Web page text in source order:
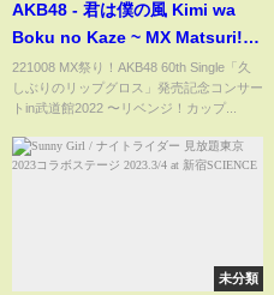
AKB48 - 君は僕の風 Kimi wa
Boku no Kaze ~ MX Matsuri!
Coupling Request Hour 2022
(Mukaichi Mion Center)
221008 MX祭り！AKB48 60th Single「久
しぶりのリップグロス」発売記念コンサー
トin武道館2022 〜リベンジ！カップ...
未分類